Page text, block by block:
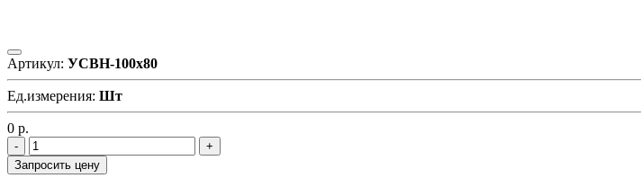
Артикул: УСВН-100х80
Ед.измерения: Шт
0 р.
Запросить цену